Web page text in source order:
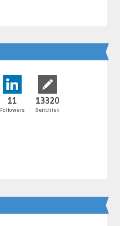
11
Followers
13320
Berichten